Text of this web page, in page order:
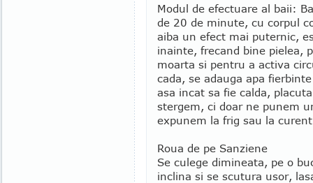
Modul de efectuare al baii:
de 20 de minute, cu corpul
aiba un efect mai puternic,
inainte, frecand bine pielea,
moarta si pentru a activa
cada, se adauga apa
asa incat sa fie calda,
stergem, ci doar ne punem
expunem la frig sau la
Roua de pe Sanziene
Se culege dimineata, pe o
inclina si se scutura usor,